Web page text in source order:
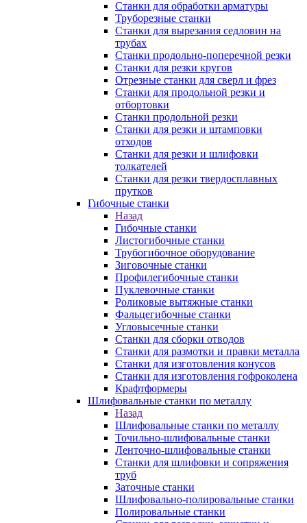
Станки для обработки арматуры
Труборезные станки
Станки для вырезания седловин на
трубаx
Станки продольно-поперечной резки
Станки для резки кругов
Отрезные станки для сверл и фрез
Станки для продольной резки и
отбортовки
Станки продольной резки
Станки для резки и штамповки
отходов
Станки для резки и шлифовки
толкателей
Станки для резки твердосплавных
прутков
Гибочные станки
Назад
Гибочные станки
Листогибочные станки
Трубогибочное оборудование
Зиговочные станки
Профилегибочные станки
Пуклевочные станки
Роликовые вытяжные станки
Фальцегибочные станки
Угловысечные станки
Станки для сборки отводов
Станки для размотки и правки металла
Станки для изготовления конусов
Станки для изготовления гофроколена
Крафтформеры
Шлифовальные станки по металлу
Назад
Шлифовальные станки по металлу
Точильно-шлифовальные станки
Ленточно-шлифовальные станки
Станки для шлифовки и сопряжения
труб
Заточные станки
Шлифовально-полировальные станки
Полировальные станки